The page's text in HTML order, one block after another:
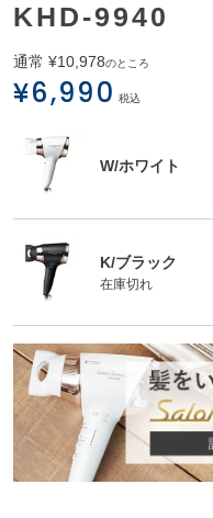
KHD-9940
通常 ¥10,978のところ
¥6,990 税込
W/ホワイト
K/ブラック
在庫切れ